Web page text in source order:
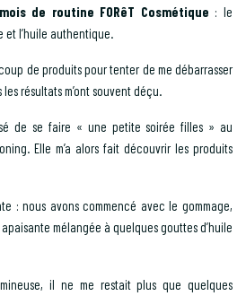
de routine FORêT Cosmétique : le
et l’huile authentique.
de produits pour tenter de me débarrasser
résultats m’ont souvent déçu.
de se faire « une petite soirée filles » au
Elle m’a alors fait découvrir les produits
: nous avons commencé avec le gommage,
mélangée à quelques gouttes d’huile
il ne me restait plus que quelques